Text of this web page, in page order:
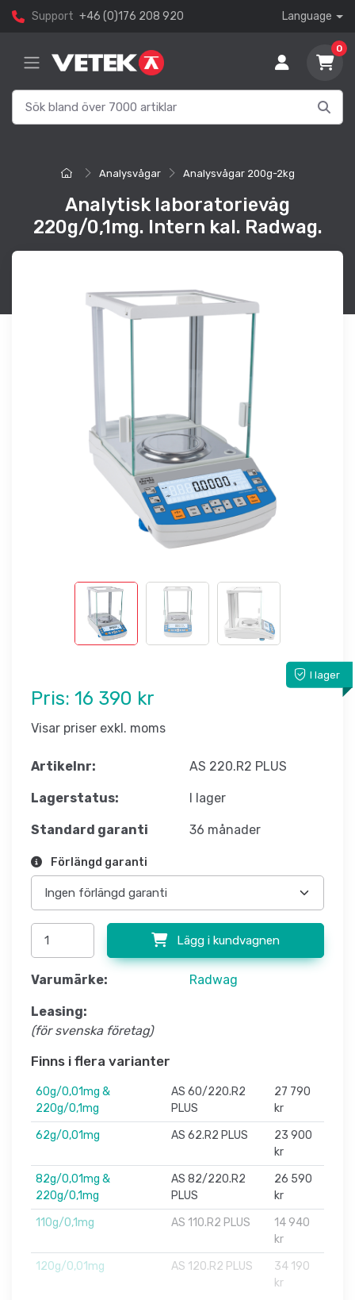
Support +46 (0)176 208 920 Language
0
Analysvågar Analysvågar 200g-2kg
Analytisk laboratorievåg
220g/0,1mg. Intern kal. Radwag.
I lager
Pris: 16 390 kr
Visar priser exkl. moms
Artikelnr: AS 220.R2 PLUS
Lagerstatus: I lager
Standard garanti 36 månader
Förlängd garanti
Lägg i kundvagnen
Varumärke: Radwag
Leasing:
(för svenska företag)
Finns i flera varianter
60g/0,01mg &
220g/0,1mg
AS 60/220.R2
PLUS
27 790
kr
62g/0,01mg
AS 62.R2 PLUS
23 900
kr
82g/0,01mg &
220g/0,1mg
AS 82/220.R2
PLUS
26 590
kr
110g/0,1mg
AS 110.R2 PLUS
14 940
kr
120g/0,01mg
AS 120.R2 PLUS
34 190
kr